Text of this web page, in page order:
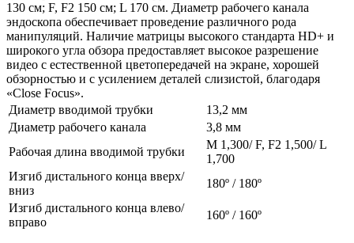
130 см; F, F2 150 см; L 170 см. Диаметр рабочего канала
эндоскопа обеспечивает проведение различного рода
манипуляций. Наличие матрицы высокого стандарта HD+ и
широкого угла обзора предоставляет высокое разрешение
видео с естественной цветопередачей на экране, хорошей
обзорностью и с усилением деталей слизистой, благодаря
«Close Focus».
Диаметр вводимой трубки
13,2 мм
Диаметр рабочего канала
3,8 мм
Рабочая длина вводимой трубки
M 1,300/ F, F2 1,500/ L
1,700
Изгиб дистального конца вверх/
вниз
180º / 180º
Изгиб дистального конца влево/
вправо
160º / 160º